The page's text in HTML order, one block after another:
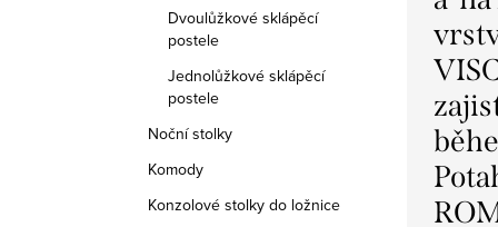
Dvoulůžkové sklápěcí
postele
Jednolůžkové sklápěcí
postele
Noční stolky
Komody
Konzolové stolky do ložnice